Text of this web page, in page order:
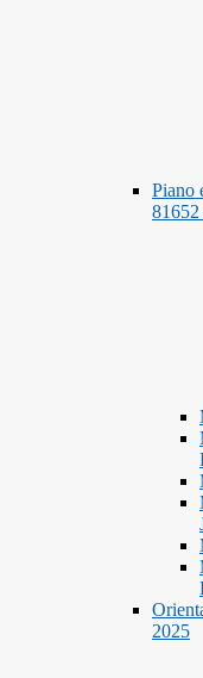
Piano
2025